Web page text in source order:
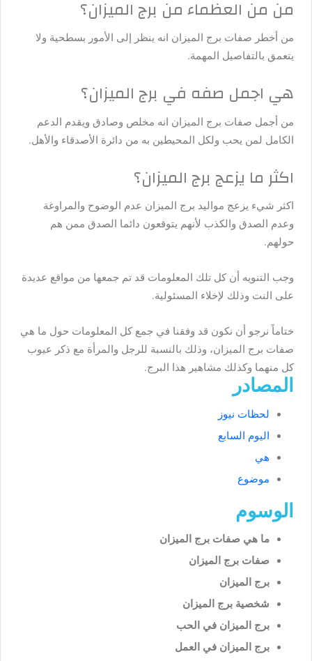
من من العظماء من برج الميزان؟
من أخطر صفات برج الميزان انه ينظر إلى الأمور بسطحية ولا
يتعمق بالتفاصيل المهمة.
هي اجمل صفه في برج الميزان؟
من أجمل صفات برج الميزان انه مخلص وصادق ويقدم الدعم
الكامل لمن يحب ولكل المحيطين به من دائرة الأصدقاء والأهل.
اكثر ما يزعج برج الميزان؟
اكثر شيء يزعج مواليد برج الميزان عدم الوضوح والمراوغة
وعدم الصدق والكذب لأنهم يتوقعون دائما الصدق ممن هم
حولهم.
وجب التنويه أن كل تلك المعلومات قد تم جمعها من مواقع عديدة
على النت وذلك لإخلاء المسئولية.
ختاماً نرجو أن نكون قد وفقنا في جمع كل المعلومات حول ما هي
صفات برج الميزان، وذلك بالنسبة للرجل والمرأة مع ذكر عيوب
كل منهما وكذلك مشاهير هذا البرج.
المصادر
لحظات نيوز
اليوم السابع
هي
موضوع
الوسوم
ما هي صفات برج الميزان
صفات برج الميزان
برج الميزان
شخصية برج الميزان
برج الميزان في الحب
برج الميزان في العمل